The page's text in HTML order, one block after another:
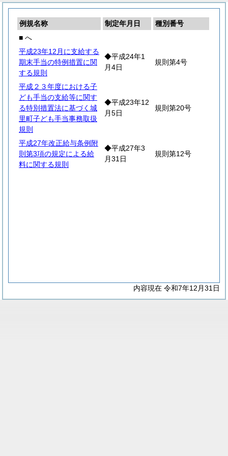
例規名称 制定年月日
種別番号
■ へ
平成23年12月に支給する
期末手当の特例措置に関
する規則
◆平成24年1
月4日
規則第4号
平成２３年度における子
ども手当の支給等に関す
る特別措置法に基づく城
里町子ども手当事務取扱
規則
◆平成23年12
月5日
規則第20号
平成27年改正給与条例附
則第3項の規定による給
料に関する規則
◆平成27年3
月31日
規則第12号
内容現在 令和7年12月31日